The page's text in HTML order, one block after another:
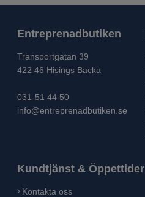
Entreprenadbutiken
Transportgatan 39
422 46 Hisings Backa
031-51 44 50
info@entreprenadbutiken.se
Kundtjänst & Öppettider
Kontakta oss